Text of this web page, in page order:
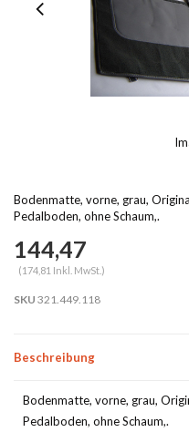
Bodenmatte, vorne, grau,
Pedalboden, ohne Schaum,.
144,47
(174,81 Inkl. MwSt.)
SKU 321.449.118
Beschreibung
Bodenmatte, vorne, grau,
Pedalboden, ohne Schaum,.